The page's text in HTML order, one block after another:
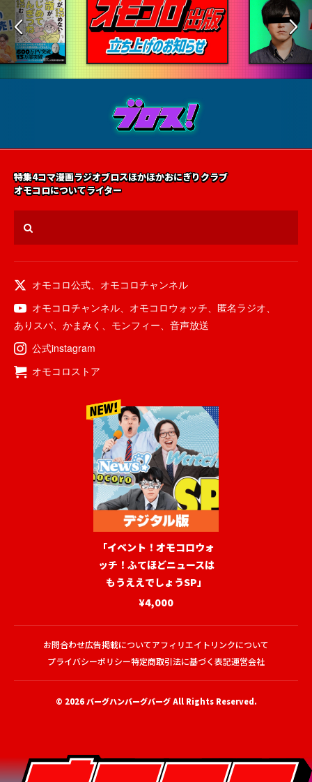
特集4コマ漫画ラジオブロスほかほかおにぎりクラブ
オモコロについてライター
オモコロ公式、 オモコロチャンネル
オモコロチャンネル、 オモコロウォッチ、 匿名ラジオ、
ありスパ、 かまみく 、 モンフィー、 音声放送
公式instagram
オモコロストア
「イベント！オモコロウォ
ッチ！ふてほどニュースは
もうええでしょうSP」
¥4,000
お問合わせ広告掲載についてアフィリエイトリンクについて
プライバシーポリシー特定商取引法に基づく表記運営会社
© 2026バーグハンバーグバーグAll Rights Reserved.